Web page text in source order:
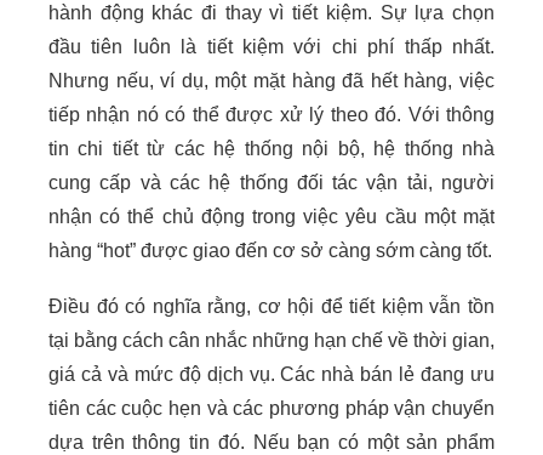
hành động khác đi thay vì tiết kiệm. Sự lựa chọn
đầu tiên luôn là tiết kiệm với chi phí thấp nhất.
Nhưng nếu, ví dụ, một mặt hàng đã hết hàng, việc
tiếp nhận nó có thể được xử lý theo đó. Với thông
tin chi tiết từ các hệ thống nội bộ, hệ thống nhà
cung cấp và các hệ thống đối tác vận tải, người
nhận có thể chủ động trong việc yêu cầu một mặt
hàng “hot” được giao đến cơ sở càng sớm càng tốt.
Điều đó có nghĩa rằng, cơ hội để tiết kiệm vẫn tồn
tại bằng cách cân nhắc những hạn chế về thời gian,
giá cả và mức độ dịch vụ. Các nhà bán lẻ đang ưu
tiên các cuộc hẹn và các phương pháp vận chuyển
dựa trên thông tin đó. Nếu bạn có một sản phẩm